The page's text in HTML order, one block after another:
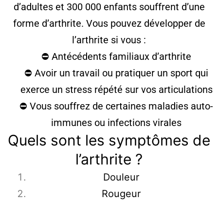
d’adultes et 300 000 enfants souffrent d’une
forme d’arthrite. Vous pouvez développer de
l’arthrite si vous :
⛔ Antécédents familiaux d’arthrite
⛔ Avoir un travail ou pratiquer un sport qui
exerce un stress répété sur vos articulations
⛔ Vous souffrez de certaines maladies auto-
immunes ou infections virales
Quels sont les symptômes de
l’arthrite ?
Douleur
Rougeur